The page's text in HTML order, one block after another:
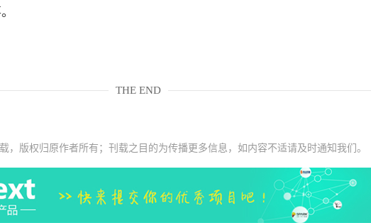
THE END
，版权归原作者所有；刊载之目的为传播更多信息，如内容不适请及时通知我们。